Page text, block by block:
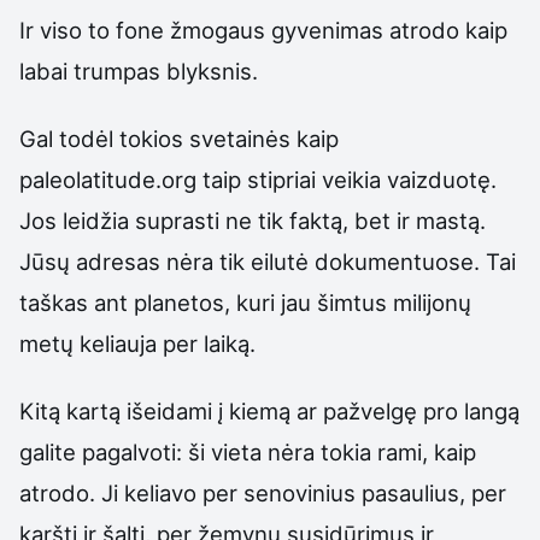
Ir viso to fone žmogaus gyvenimas atrodo kaip
labai trumpas blyksnis.
Gal todėl tokios svetainės kaip
paleolatitude.org taip stipriai veikia vaizduotę.
Jos leidžia suprasti ne tik faktą, bet ir mastą.
Jūsų adresas nėra tik eilutė dokumentuose. Tai
taškas ant planetos, kuri jau šimtus milijonų
metų keliauja per laiką.
Kitą kartą išeidami į kiemą ar pažvelgę pro langą
galite pagalvoti: ši vieta nėra tokia rami, kaip
atrodo. Ji keliavo per senovinius pasaulius, per
karštį ir šaltį, per žemynų susidūrimus ir